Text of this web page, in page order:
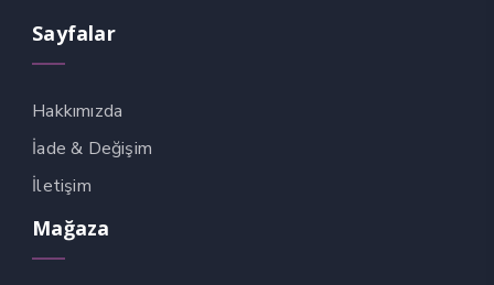
panel
panel
Panel
panel
panel
Sayfalar
Hakkımızda
İade & Değişim
İletişim
Mağaza